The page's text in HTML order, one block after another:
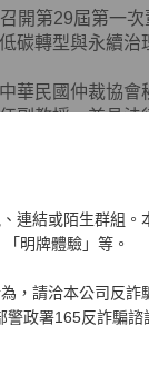
連結或陌生群組。
明牌體驗」等。
，請洽本公司反詐
警政署165反詐騙諮
開第29屆第一
碳轉型與永續治
華民國仲裁協會
副教授，兼具法
東新世紀董事
企業經營、策略
金融、法律、
濟景氣不確定